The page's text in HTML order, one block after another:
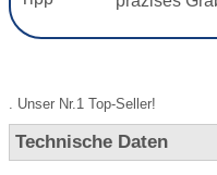
. Unser Nr.1 Top-Seller!
Technische Daten